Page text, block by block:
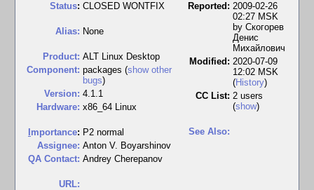
Status: CLOSED WONTFIX
Alias: None
Product: ALT Linux Desktop
Component: packages (show other
bugs)
Version: 4.1.1
Hardware: x86_64 Linux
mportance: P2 normal
Assignee: Anton V. Boyarshinov
QA Contact: Andrey Cherepanov
URL:
Reported: 2009-02-26
02:27 MSK
by Скогорев
Денис
Михайлович
Modified: 2020-07-09
12:02 MSK
(History)
CC List: 2 users
(show)
See Also: